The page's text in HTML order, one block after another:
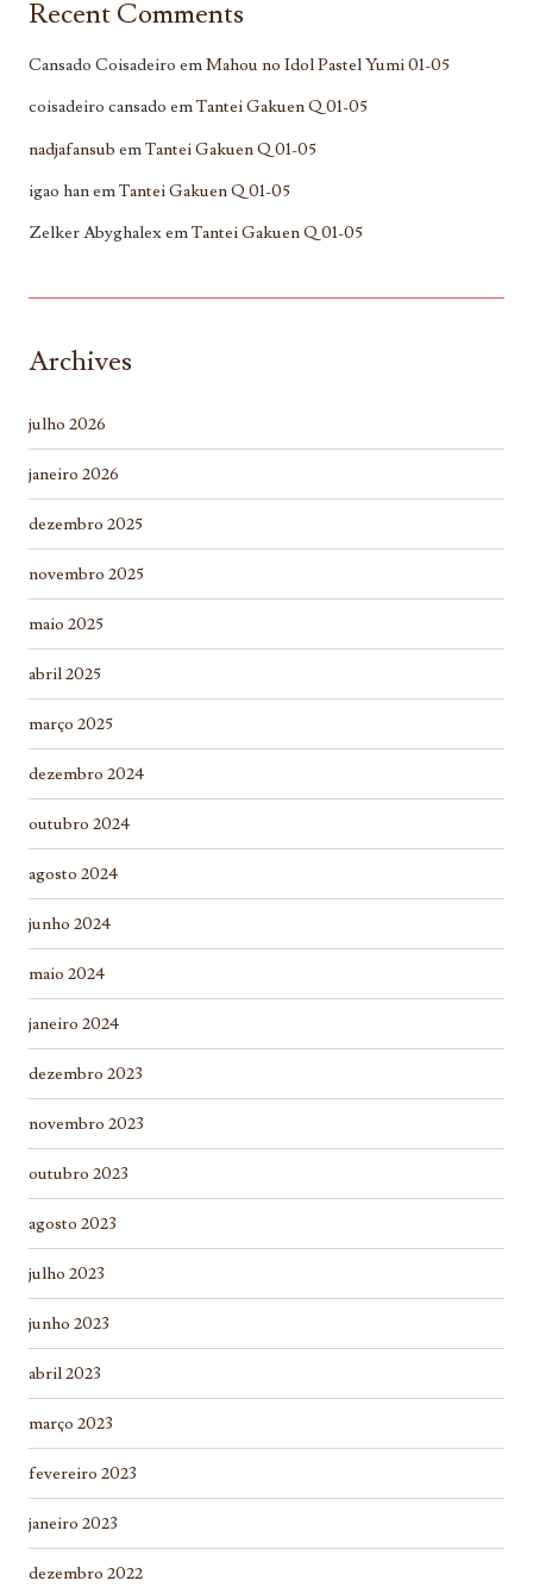
Recent Comments
Cansado Coisadeiro emMahou no Idol Pastel Yumi 01-05
coisadeiro cansado emTantei Gakuen Q 01-05
nadjafansub emTantei Gakuen Q 01-05
igao hanemTantei Gakuen Q 01-05
Zelker AbyghalexemTantei Gakuen Q 01-05
Archives
julho 2026
janeiro 2026
dezembro 2025
novembro 2025
maio 2025
abril 2025
março 2025
dezembro 2024
outubro 2024
agosto 2024
junho 2024
maio 2024
janeiro 2024
dezembro 2023
novembro 2023
outubro 2023
agosto 2023
julho 2023
junho 2023
abril 2023
março 2023
fevereiro 2023
janeiro 2023
dezembro 2022